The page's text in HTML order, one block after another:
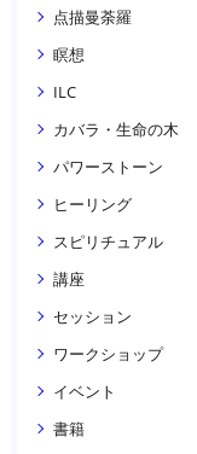
点描曼荼羅
瞑想
ILC
カバラ・生命の木
パワーストーン
ヒーリング
スピリチュアル
講座
セッション
ワークショップ
イベント
書籍